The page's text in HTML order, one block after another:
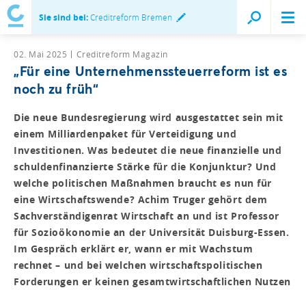
Sie sind bei:Creditreform Bremen
02. Mai 2025 Creditreform Magazin
„Für eine Unternehmenssteuerreform ist es
noch zu früh“
Die neue Bundesregierung wird ausgestattet sein mit
einem Milliardenpaket für Verteidigung und
Investitionen. Was bedeutet die neue finanzielle und
schuldenfinanzierte Stärke für die Konjunktur? Und
welche politischen Maßnahmen braucht es nun für
eine Wirtschaftswende? Achim Truger gehört dem
Sachverständigenrat Wirtschaft an und ist Professor
für Sozioökonomie an der Universität Duisburg-Essen.
Im Gespräch erklärt er, wann er mit Wachstum
rechnet – und bei welchen wirtschaftspolitischen
Forderungen er keinen gesamtwirtschaftlichen Nutzen